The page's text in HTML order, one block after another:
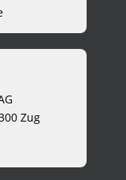
Zug